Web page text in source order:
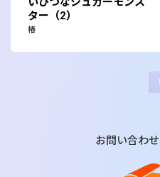
ター（2）
椿
1
お問い合わせ